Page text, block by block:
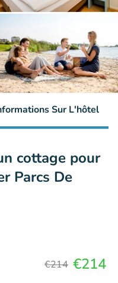
Sur L'hôtel
cottage pour
Parcs De
€214 €214